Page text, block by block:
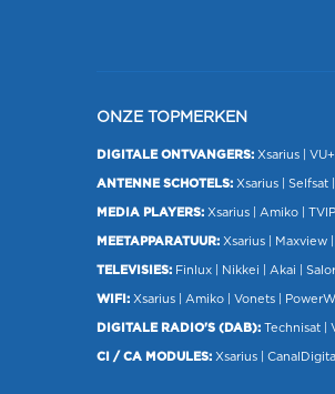
ONZE TOPMERKEN
DIGITALE ONTVANGERS: Xsarius VU+
ANTENNE SCHOTELS: Xsarius Selfsat
MEDIA PLAYERS: Xsarius Amiko TVIP
MEETAPPARATUUR: Xsarius Maxview
TELEVISIES: Finlux | Nikkei | Akai
WIFI: Xsarius Amiko Vonets
DIGITALE RADIO'S (DAB): Technisat
CI / CA MODULES: Xsarius